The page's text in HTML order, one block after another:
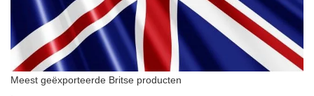
Meest geëxporteerde Britse producten